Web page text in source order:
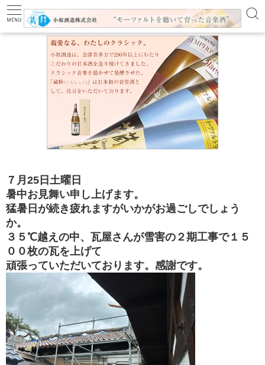
７月25 日土曜日
暑中お見舞い申し上げます。
猛暑日が続き疲れますがいかがお過ごしでしょう
か。
３５℃越えの中、瓦屋さんが雪害の２期工事で１５
００枚の瓦を上げて
頑張っていただいております。感謝です。